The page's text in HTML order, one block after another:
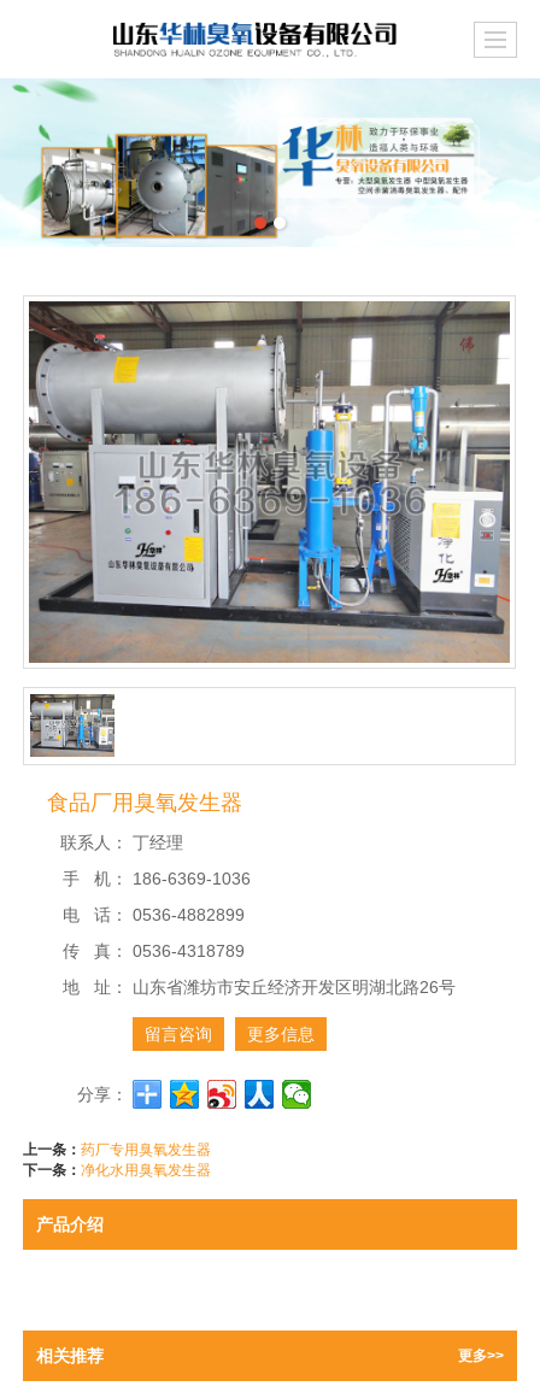
食品厂用臭氧发生器
联系人：
丁经理
手 机：
186-6369-1036
电 话：
0536-4882899
传 真：
0536-4318789
地 址：
山东省潍坊市安丘经济开发区明湖北路26号
留言咨询 更多信息
分享：
上一条：药厂专用臭氧发生器
下一条：净化水用臭氧发生器
产品介绍
相关推荐 更多>>